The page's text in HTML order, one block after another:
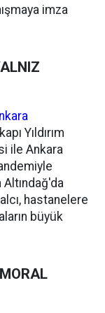
imza
Yıldırım
ile Ankara
hastanelere
büyük